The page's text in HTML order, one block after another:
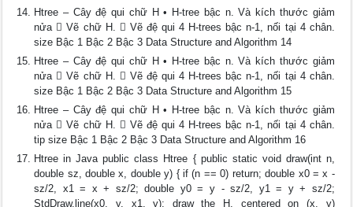
Htree – Cây đệ qui chữ H • H-tree bậc n. Và kích thước giảm
nửa  Vẽ chữ H.  Vẽ đệ qui 4 H-trees bậc n-1, nối tại 4 chân.
size Bậc 1 Bậc 2 Bậc 3 Data Structure and Algorithm 14
Htree – Cây đệ qui chữ H • H-tree bậc n. Và kích thước giảm
nửa  Vẽ chữ H.  Vẽ đệ qui 4 H-trees bậc n-1, nối tại 4 chân.
size Bậc 1 Bậc 2 Bậc 3 Data Structure and Algorithm 15
Htree – Cây đệ qui chữ H • H-tree bậc n. Và kích thước giảm
nửa  Vẽ chữ H.  Vẽ đệ qui 4 H-trees bậc n-1, nối tại 4 chân.
tip size Bậc 1 Bậc 2 Bậc 3 Data Structure and Algorithm 16
Htree in Java public class Htree { public static void draw(int n,
double sz, double x, double y) { if (n == 0) return; double x0 = x -
sz/2, x1 = x + sz/2; double y0 = y - sz/2, y1 = y + sz/2;
StdDraw.line(x0, y, x1, y); draw the H, centered on (x, y)